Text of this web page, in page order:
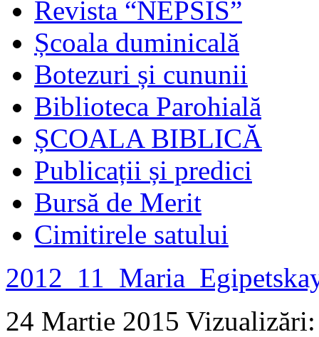
Revista “NEPSIS”
Școala duminicală
Botezuri și cununii
Biblioteca Parohială
ȘCOALA BIBLICĂ
Publicații și predici
Bursă de Merit
Cimitirele satului
24 Martie 2015